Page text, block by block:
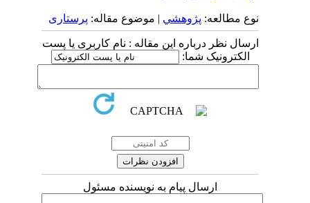
نوع مطالعه:پژوهشي| موضوع مقاله:پرستاری
ارسال نظر درباره این مقاله : نام کاربری یا پست
الکترونیک شما:
ارسال پیام به نویسنده مسئول